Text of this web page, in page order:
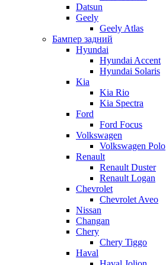
Datsun
Geely
Geely Atlas
Бампер задний
Hyundai
Hyundai Accent
Hyundai Solaris
Kia
Kia Rio
Kia Spectra
Ford
Ford Focus
Volkswagen
Volkswagen Polo
Renault
Renault Duster
Renault Logan
Chevrolet
Chevrolet Aveo
Nissan
Changan
Chery
Chery Tiggo
Haval